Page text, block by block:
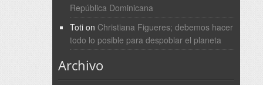
República Dominicana
Totion Christiana Figueres; debemos hacer
todo lo posible para despoblar el planeta
Archivo